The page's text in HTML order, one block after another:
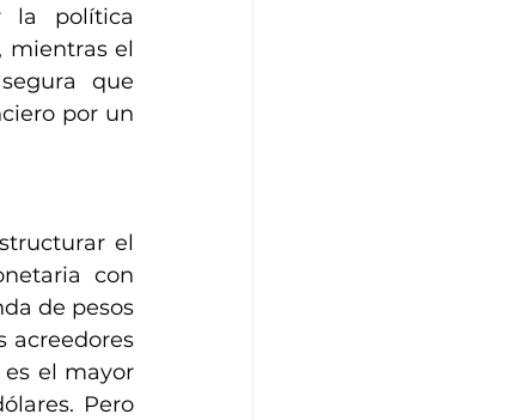
la política
mientras el
que
por un
el
con
de pesos
acreedores
el mayor
Pero